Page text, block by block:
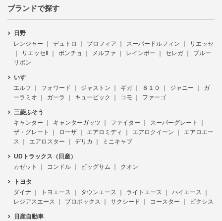
ブランドで探す
日野
レンジャー
デュトロ プロフィア スーパードルフィン
リエッセ
リエッセⅡ
ポンチョ メルファ レインボー セレガ
ブルー
リボン
いすゞ
エルフ
フォワード ジャストン ギガ ８１０ ジャニー
ガ
ーラミオ
ガーラ キュービック コモ ファーゴ
三菱ふそう
キャンター
キャンターガッツ ファイター
スーパーグレート
ザ・グレート
ローザ エアロミディ エアロクイーン
エアロエー
ス
エアロスター デリカ ミニキャブ
UDトラックス（日産）
カゼット
コンドル ビッグサム クオン
トヨタ
ダイナ
トヨエース タウンエース ライトエース
ハイエース
レジアスエース
プロボックス サクシード コースター ピクシス
日産自動車